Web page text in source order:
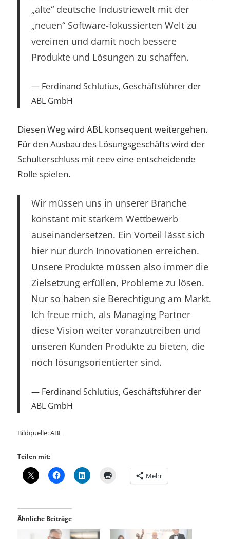
„alte“ deutsche Industriewelt mit der
„neuen“ Software-fokussierten Welt zu
vereinen und damit noch bessere
Produkte und Lösungen zu schaffen.
Ferdinand Schlutius, Geschäftsführer der
ABL GmbH
Diesen Weg wird ABL konsequent weitergehen.
Für den Ausbau des Lösungsgeschäfts wird der
Schulterschluss mit reev eine entscheidende
Rolle spielen.
Wir müssen uns in unserer Branche
konstant mit starkem Wettbewerb
auseinandersetzen. Ein Vorteil lässt sich
hier nur durch Innovationen erreichen.
Unsere Produkte müssen also immer die
Zielsetzung erfüllen, Probleme zu lösen.
Nur so haben sie Berechtigung am Markt.
Ich freue mich, als Managing Partner
diese Vision weiter voranzutreiben und
unseren Kunden Produkte zu bieten, die
noch lösungsorientierter sind.
Ferdinand Schlutius, Geschäftsführer der
ABL GmbH
Bildquelle: ABL
Teilen mit:
Mehr
Ähnliche Beiträge